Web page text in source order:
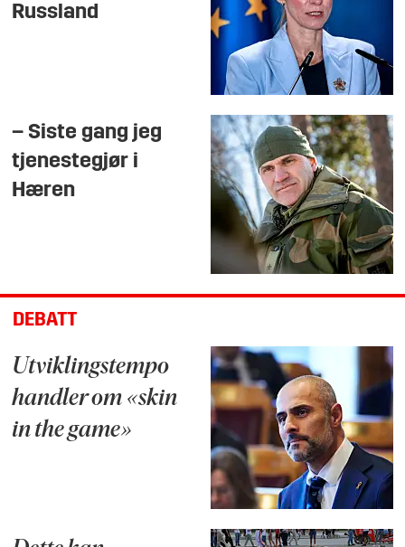
Russland
– Siste gang jeg
tjenestegjør i
Hæren
DEBATT
Utviklingstempo
handler om «skin
in the game»